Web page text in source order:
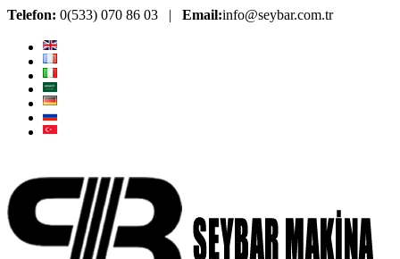
Telefon: 0(533) 070 86 03 | Email:info@seybar.com.tr